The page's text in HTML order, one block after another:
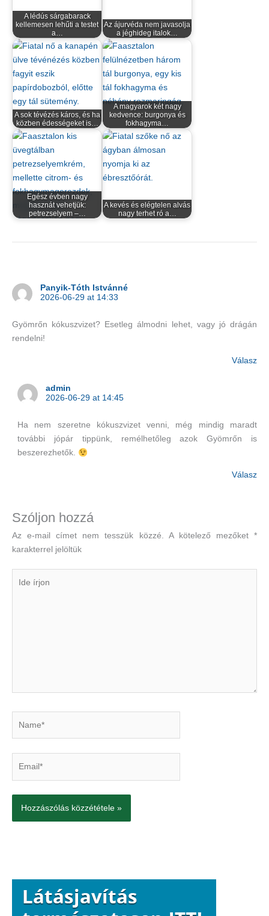
A lédús sárgabarack
kellemesen lehűti a testet
a…
Az ájurvéda nem javasolja
a jéghideg italok…
A sok tévézés káros, és ha
közben édességeket is…
A magyarok két nagy
kedvence: burgonya és
fokhagyma…
Egész évben nagy
hasznát vehetjük:
petrezselyem –…
A kevés és elégtelen alvás
nagy terhet ró a…
Panyik-Tóth Istvánné
2026-06-29 at 14:33
Gyömrőn kókuszvizet? Esetleg álmodni lehet, vagy jó drágán
rendelni!
Válasz
admin
2026-06-29 at 14:45
Ha nem szeretne kókuszvizet venni, még mindig maradt
további jópár tippünk, remélhetőleg azok Gyömrőn is
beszerezhetők.
Válasz
Szóljon hozzá
Az e-mail címet nem tesszük közzé. A kötelező mezőket*
karakterrel jelöltük